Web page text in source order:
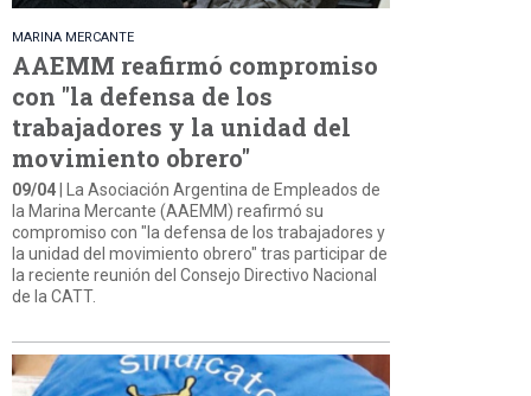
MARINA MERCANTE
AAEMM reafirmó compromiso
con "la defensa de los
trabajadores y la unidad del
movimiento obrero"
09/04 | La Asociación Argentina de Empleados de
la Marina Mercante (AAEMM) reafirmó su
compromiso con "la defensa de los trabajadores y
la unidad del movimiento obrero" tras participar de
la reciente reunión del Consejo Directivo Nacional
de la CATT.